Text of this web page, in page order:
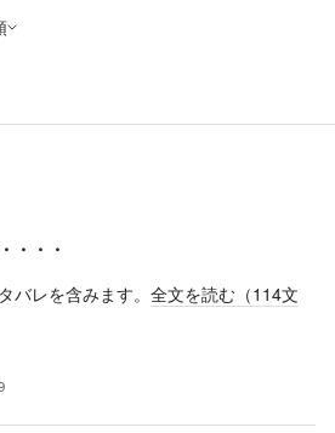
・・・
バレを含みます。 全文を読む（114文